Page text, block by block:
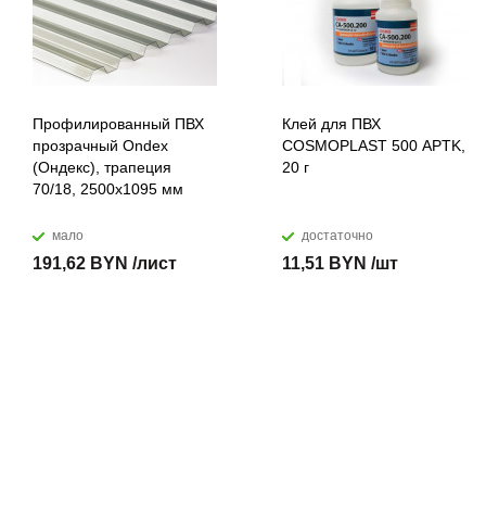
Профилированный ПВХ
прозрачный Ondex
(Ондекс), трапеция
70/18, 2500х1095 мм
мало
191,62 BYN /лист
Клей для ПВХ
COSMOPLAST 500 APTK,
20 г
достаточно
11,51 BYN /шт